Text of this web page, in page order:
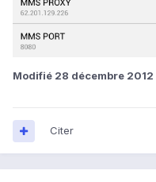
Modifié 28 décembre 2012
Citer